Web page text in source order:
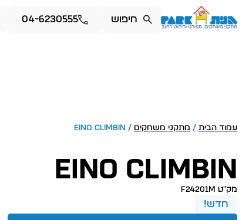
04-6230555
עמוד הבית / מתקני משחקים / EINO CLIMBIN
EINO CLIMBIN
מק״ט F24201M
חדש!